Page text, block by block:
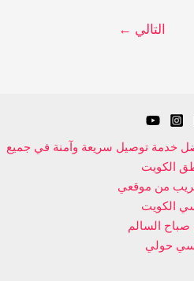
التالي ←
24 ساعة – أفضل خدمة توصيل سريعة وآمنة في جميع
الكويت
من موقعي
الكويت
السالم
حولي